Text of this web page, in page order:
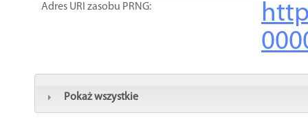
Adres URI zasobu PRNG:
Pokaż wszystkie